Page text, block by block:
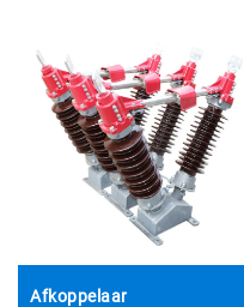
Afkoppelaar